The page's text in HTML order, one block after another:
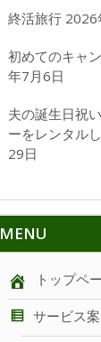
終活旅行 2026
初めてのキャ
年7月6日
夫の誕生日祝
ーをレンタル
29日
MENU
トップペ
サービス